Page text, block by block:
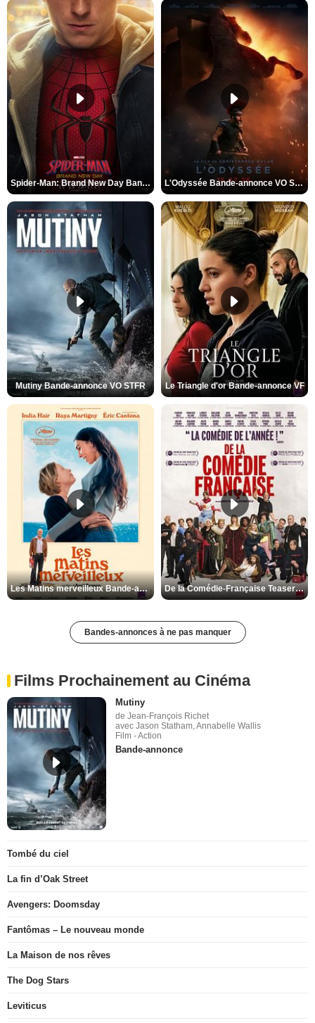
Spider-Man: Brand New Day Bande-annonce VO STFR L'Odyssée Bande-annonce VO STFR
Mutiny Bande-annonce VO STFR Le Triangle d'or Bande-annonce VF
Les Matins merveilleux Bande-annonce VF De la Comédie-Française Teaser VF
Bandes-annonces à ne pas manquer
Films Prochainement au Cinéma
Mutiny
de Jean-François Richet
avec Jason Statham, Annabelle Wallis
Film - Action
Bande-annonce
Tombé du ciel
La fin d’Oak Street
Avengers: Doomsday
Fantômas – Le nouveau monde
La Maison de nos rêves
The Dog Stars
Leviticus